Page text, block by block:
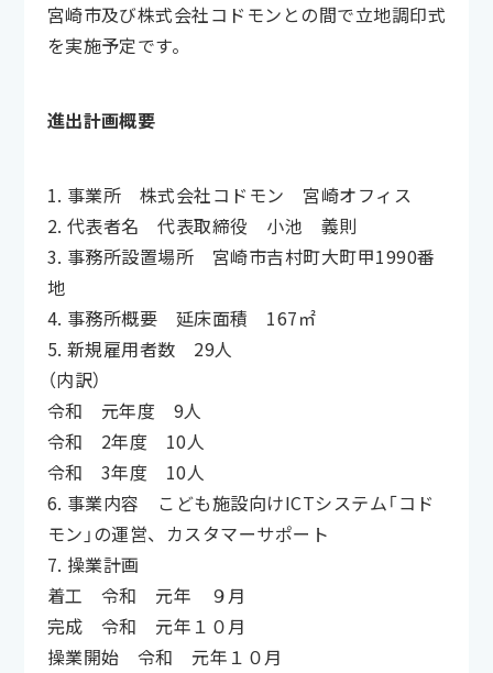
宮崎市及び株式会社コドモンとの間で立地調印式
を実施予定です。
進出計画概要
1. 事業所 株式会社コドモン 宮崎オフィス
2. 代表者名 代表取締役 小池 義則
3. 事務所設置場所 宮崎市吉村町大町甲1990番
地
4. 事務所概要 延床面積 167㎡
5. 新規雇用者数 29人
（内訳）
令和 元年度 9人
令和 2年度 10人
令和 3年度 10人
6. 事業内容 こども施設向けICTシステム「コド
モン」の運営、カスタマーサポート
7. 操業計画
着工 令和 元年 ９月
完成 令和 元年１０月
操業開始 令和 元年１０月